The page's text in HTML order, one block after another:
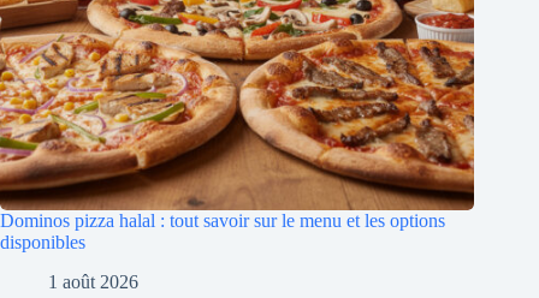
Dominos pizza halal : tout savoir sur le menu et les options
disponibles
1 août 2026